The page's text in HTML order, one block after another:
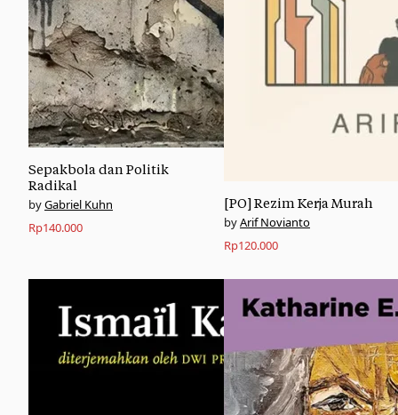
Sepakbola dan Politik
Radikal
Gabriel Kuhn
Rp140.000
[PO] Rezim Kerja Murah
Arif Novianto
Rp120.000